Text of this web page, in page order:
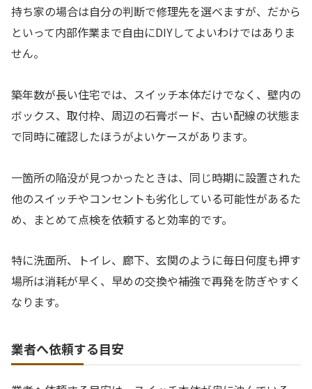
持ち家の場合は自分の判断で修理先を選べますが、だから
といって内部作業まで自由にDIYしてよいわけではありま
せん。
築年数が長い住宅では、スイッチ本体だけでなく、壁内の
ボックス、取付枠、周辺の石膏ボード、古い配線の状態ま
で同時に確認したほうがよいケースがあります。
一箇所の陥没が見つかったときは、同じ時期に設置された
他のスイッチやコンセントも劣化している可能性があるた
め、まとめて点検を依頼すると効率的です。
特に洗面所、トイレ、廊下、玄関のように毎日何度も押す
場所は消耗が早く、早めの交換や補強で再発を防ぎやすく
なります。
業者へ依頼する目安